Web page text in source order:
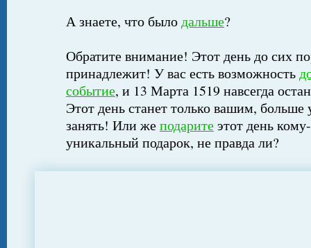
А знаете, что былодальше?
Обратите внимание! Этот день до сих
принадлежит! У вас есть возможность
событие, и 13 Марта 1519 навсегда
Этот день станет только вашим,
занять! Или жеподаритеэтот день
уникальный подарок, не правда ли?